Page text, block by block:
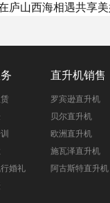
庐山西海相遇共享
婚礼
直升机销售
罗宾逊直升机
贝尔直升机
欧洲直升机
施瓦泽直升机
阿古斯特直升机